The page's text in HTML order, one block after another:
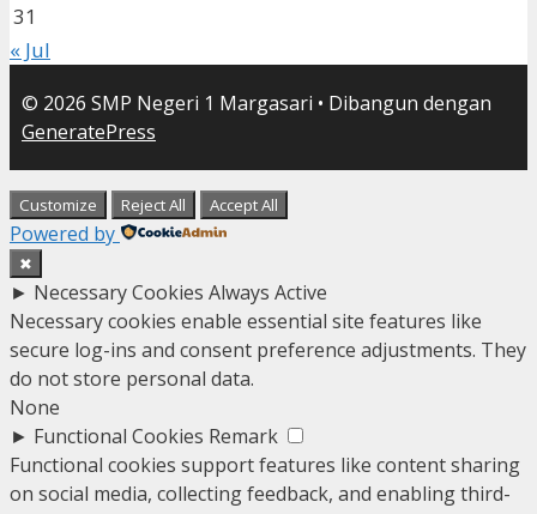
31
« Jul
© 2026 SMP Negeri 1 Margasari • Dibangun dengan
GeneratePress
Customize Reject All Accept All
Powered by
✖
► Necessary Cookies Always Active
Necessary cookies enable essential site features like
secure log-ins and consent preference adjustments. They
do not store personal data.
None
► Functional Cookies Remark
Functional cookies support features like content sharing
on social media, collecting feedback, and enabling third-